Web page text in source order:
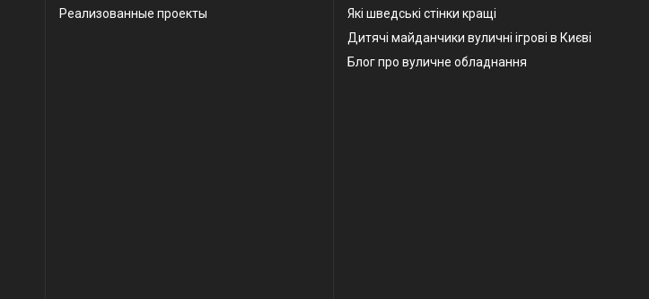
Реализованные проекты
Які шведські стінки кращі
Дитячі майданчики вуличні ігрові в Києві
Блог про вуличне обладнання